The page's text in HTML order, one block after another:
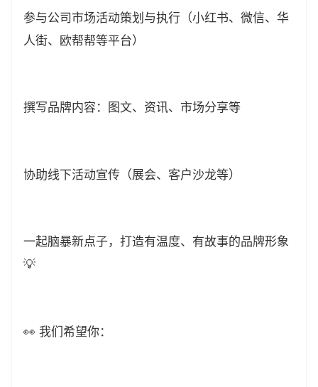
参与公司市场活动策划与执行（小红书、微信、华
人街、欧帮帮等平台）
撰写品牌内容：图文、资讯、市场分享等
协助线下活动宣传（展会、客户沙龙等）
一起脑暴新点子，打造有温度、有故事的品牌形象
💡
👀 我们希望你：